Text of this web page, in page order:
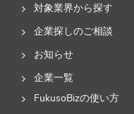
対象業界から探す
企業探しのご相談
お知らせ
企業一覧
FukusoBizの使い方